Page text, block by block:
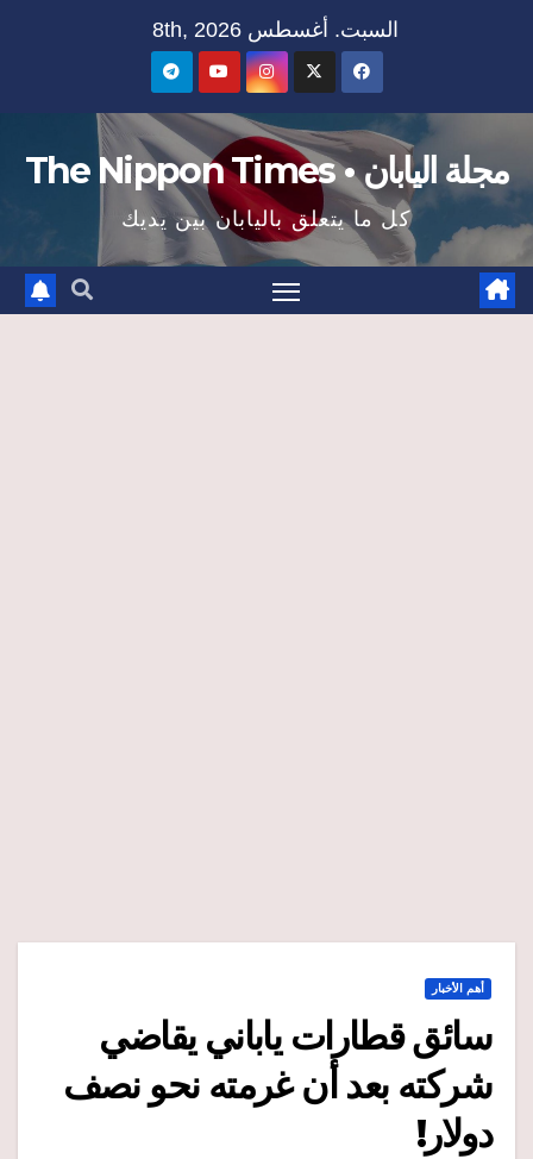
السبت. أغسطس 8th, 2026
مجلة اليابان • The Nippon Times
كل ما يتعلق باليابان بين يديك
أهم الأخبار
سائق قطارات ياباني يقاضي
شركته بعد أن غرمته نحو نصف
دولار!